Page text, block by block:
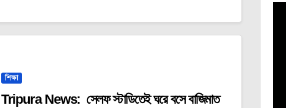
শিক্ষা
Tripura News: সেলফ স্টাডিতেই ঘরে বসে বাজিমাত